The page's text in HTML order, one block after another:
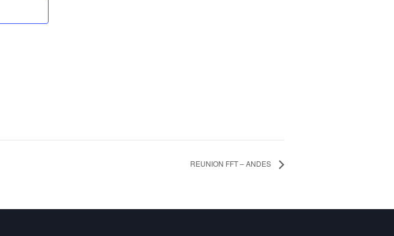
REUNION FFT – ANDES